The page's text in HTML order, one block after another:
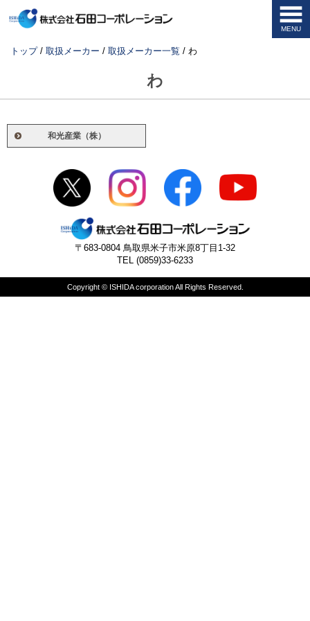
このページの本文へ
MENU
現
置：
トップ/ 取扱メーカー / 取扱メーカー一覧 / わ
わ
和光産業（株）
〒683-0804 鳥取県米子市米原8丁目1-32
TEL (0859)33-6233
Copyright © ISHIDA corporation All Rights Reserved.